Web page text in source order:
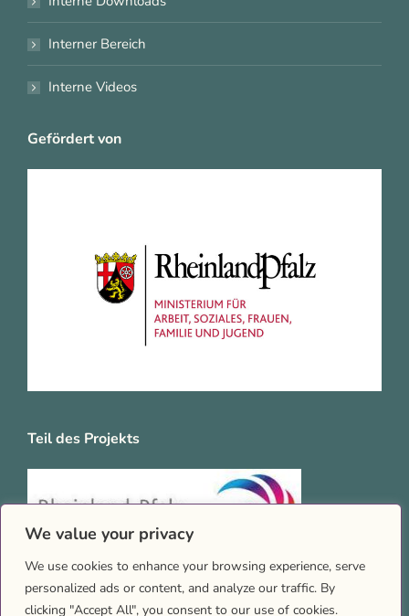
We value your privacy
We use cookies to enhance your browsing experience, serve
personalized ads or content, and analyze our traffic. By
clicking "Accept All", you consent to our use of cookies.
Interner Bereich
Interne Videos
Gefördert von
Teil des Projekts